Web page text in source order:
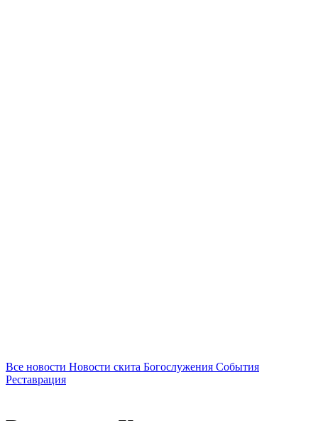
Все новости Новости скита Богослужения События
Реставрация